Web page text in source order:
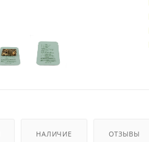
НАЛИЧИЕ ОТЗЫВЫ